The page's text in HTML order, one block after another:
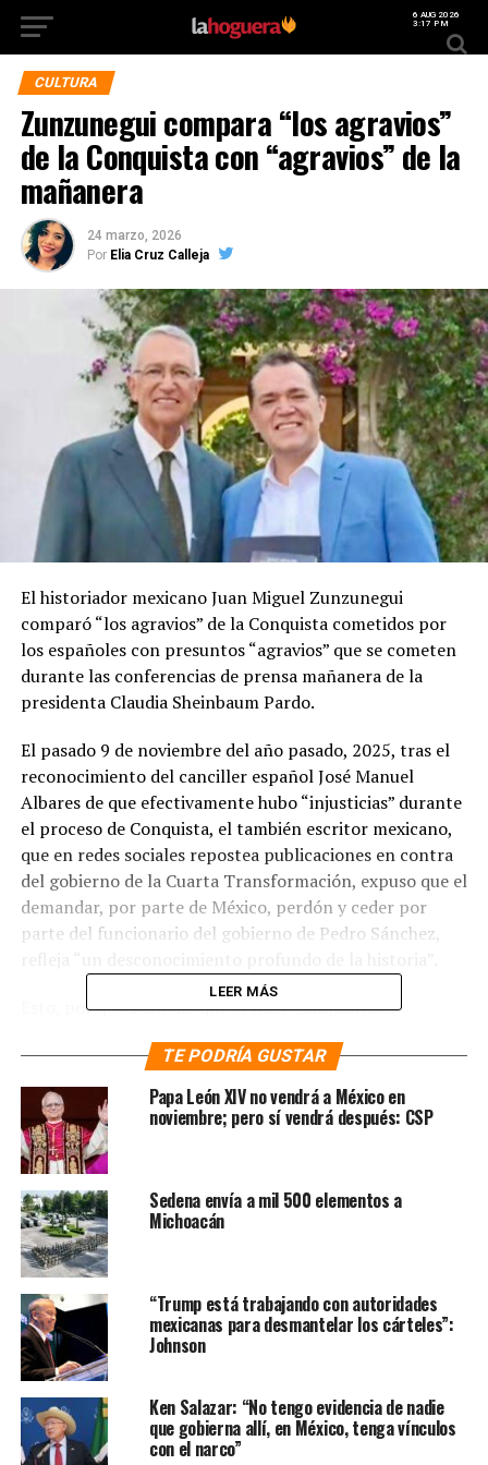
6 AUG 2026
3:17 PM
CULTURA
Zunzunegui compara “los agravios”
de la Conquista con “agravios” de la
mañanera
24 marzo, 2026
Por Elia Cruz Calleja
El historiador mexicano Juan Miguel Zunzunegui
comparó “los agravios” de la Conquista cometidos por
los españoles con presuntos “agravios” que se cometen
durante las conferencias de prensa mañanera de la
presidenta Claudia Sheinbaum Pardo.
El pasado 9 de noviembre del año pasado, 2025, tras el
reconocimiento del canciller español José Manuel
Albares de que efectivamente hubo “injusticias” durante
el proceso de Conquista, el también escritor mexicano,
que en redes sociales repostea publicaciones en contra
del gobierno de la Cuarta Transformación, expuso que el
demandar, por parte de México, perdón y ceder por
parte del funcionario del gobierno de Pedro Sánchez,
Esto, por que sostiene que el líder conquistador
paz y firmando acuerdos de paz con cada uno de los
pueblos con los que se encontraba”.
Ante la expresión de sorpresa de Xabier Fortes,
presentador del programa ‘La noche en 24 horas’ del
canal español TVE, el mexicano expresó que incluso
Hernán Cortés “evitó todo lo que pudo” enfrentarse con
los pueblos indígenas.
idioma español que les fue inculcado por los
conquistadores, porque aseguró que durante todo el
virreinato de la Nueva España la lengua predominante
Cuestionado sobre los excesos que se cometieron
LEER MÁS
TE PODRÍA GUSTAR
Papa León XIV no vendrá a México en
noviembre; pero sí vendrá después: CSP
Sedena envía a mil 500 elementos a
Michoacán
“Trump está trabajando con autoridades
mexicanas para desmantelar los cárteles”:
Johnson
Ken Salazar: “No tengo evidencia de nadie
que gobierna allí, en México, tenga vínculos
con el narco”